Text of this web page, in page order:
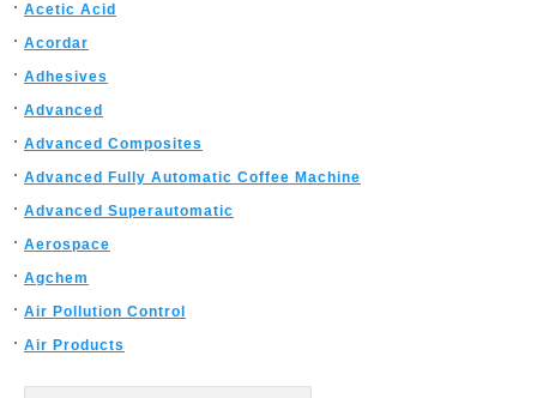
Acetic Acid
Acordar
Adhesives
Advanced
Advanced Composites
Advanced Fully Automatic Coffee Machine
Advanced Superautomatic
Aerospace
Agchem
Air Pollution Control
Air Products